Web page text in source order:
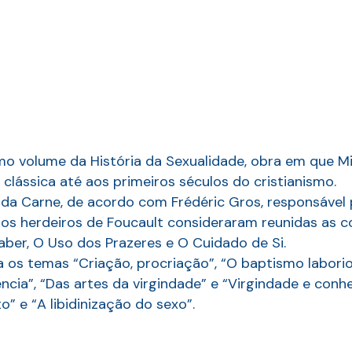
volume da História da Sexualidade, obra em que
até aos primeiros séculos do cristianismo.
Carne, de acordo com Frédéric Gros,
herdeiros de Foucault consideraram reunidas as
O Uso dos Prazeres e O Cuidado de Si.
temas “Criação, procriação”, “O baptismo
“Das artes da virgindade” e “Virgindade e
e “A libidinização do sexo”.